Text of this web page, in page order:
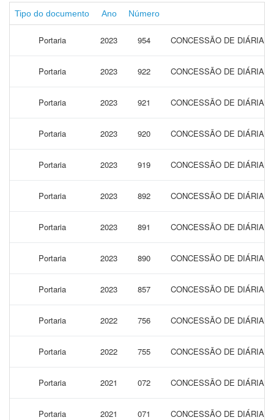
Tipo do documento Ano Número
Portaria 2023 954 CONCESSÃO DE DIÁRIAS
Portaria 2023 922 CONCESSÃO DE DIÁRIAS
Portaria 2023 921 CONCESSÃO DE DIÁRIAS
Portaria 2023 920 CONCESSÃO DE DIÁRIAS
Portaria 2023 919 CONCESSÃO DE DIÁRIAS
Portaria 2023 892 CONCESSÃO DE DIÁRIAS
Portaria 2023 891 CONCESSÃO DE DIÁRIAS
Portaria 2023 890 CONCESSÃO DE DIÁRIAS
Portaria 2023 857 CONCESSÃO DE DIÁRIAS
Portaria 2022 756 CONCESSÃO DE DIÁRIAS
Portaria 2022 755 CONCESSÃO DE DIÁRIAS
Portaria 2021 072 CONCESSÃO DE DIÁRIAS
Portaria 2021 071 CONCESSÃO DE DIÁRIAS